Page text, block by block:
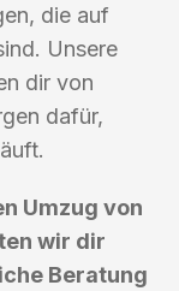
die auf
Unsere
dir von
dafür,
Umzug von
wir dir
Beratung